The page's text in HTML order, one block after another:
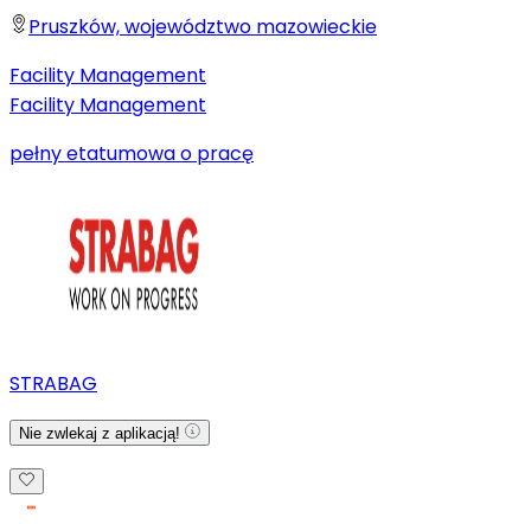
Pruszków, województwo mazowieckie
Facility Management
Facility Management
pełny etatumowa o pracę
STRABAG
Nie zwlekaj z aplikacją!